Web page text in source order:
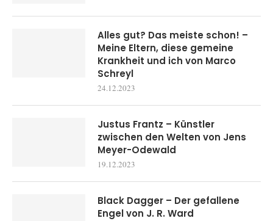
Alles gut? Das meiste schon! –
Meine Eltern, diese gemeine
Krankheit und ich von Marco
Schreyl
24.12.2023
Justus Frantz – Künstler
zwischen den Welten von Jens
Meyer-Odewald
19.12.2023
Black Dagger – Der gefallene
Engel von J. R. Ward